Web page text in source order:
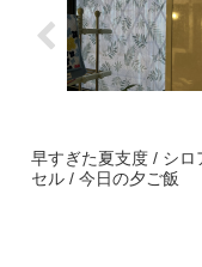
早すぎた夏支度 / シロ
セル / 今日の夕ご飯